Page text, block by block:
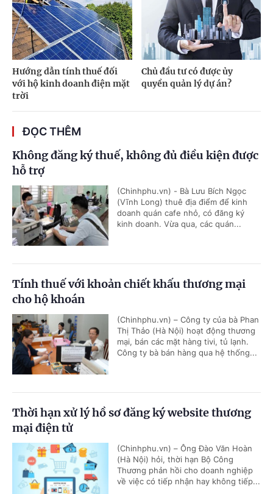
Hướng dẫn tính thuế đối
với hộ kinh doanh điện mặt
trời
Chủ đầu tư có được ủy
quyền quản lý dự án?
ĐỌC THÊM
Không đăng ký thuế, không đủ điều kiện được
hỗ trợ
(Chinhphu.vn) - Bà Lưu Bích Ngọc
(Vĩnh Long) thuê địa điểm để kinh
doanh quán cafe nhỏ, có đăng ký
kinh doanh. Vừa qua, các quán...
Tính thuế với khoản chiết khấu thương mại
cho hộ khoán
(Chinhphu.vn) – Công ty của bà Phan
Thị Thảo (Hà Nội) hoạt động thương
mại, bán các mặt hàng tivi, tủ lạnh.
Công ty bà bán hàng qua hệ thống...
Thời hạn xử lý hồ sơ đăng ký website thương
mại điện tử
(Chinhphu.vn) – Ông Đào Văn Hoàn
(Hà Nội) hỏi, thời hạn Bộ Công
Thương phản hồi cho doanh nghiệp
về việc có tiếp nhận hay không tiếp...